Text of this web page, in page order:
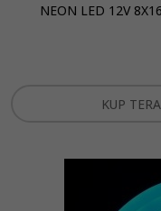
NEON LED 12V
KUP